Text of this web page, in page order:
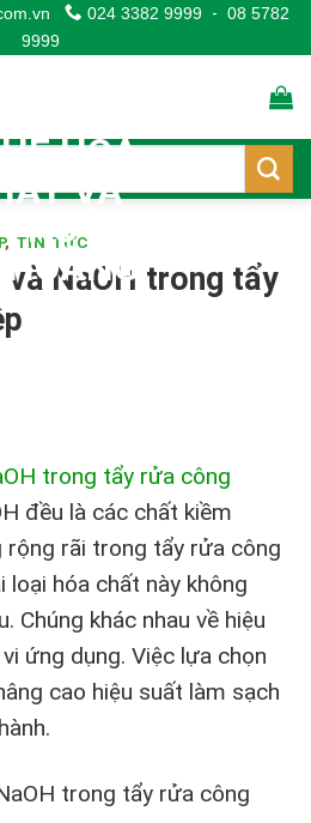
024 3382 9999 - 08 5782
9999
, TIN TỨC
và NaOH trong tẩy
trong tẩy rửa công
đều là các chất kiềm
rãi trong tẩy rửa công
loại hóa chất này không
Chúng khác nhau về hiệu
ứng dụng. Việc lựa chọn
cao hiệu suất làm sạch